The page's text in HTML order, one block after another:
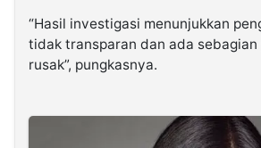
“Hasil investigasi menunjukkan
tidak transparan dan ada sebagian
rusak”, pungkasnya.